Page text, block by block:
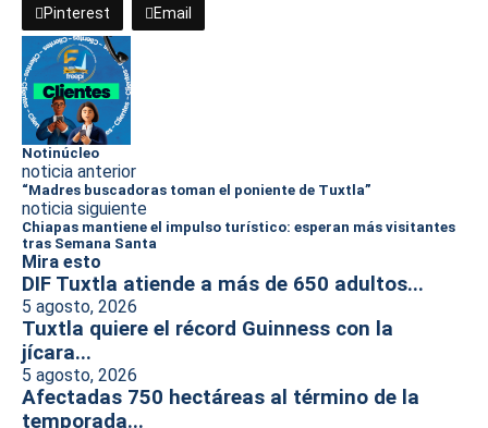
Pinterest Email
Notinúcleo
noticia anterior
“Madres buscadoras toman el poniente de Tuxtla”
noticia siguiente
Chiapas mantiene el impulso turístico: esperan más visitantes
tras Semana Santa
Mira esto
DIF Tuxtla atiende a más de 650 adultos...
5 agosto, 2026
Tuxtla quiere el récord Guinness con la
jícara...
5 agosto, 2026
Afectadas 750 hectáreas al término de la
temporada...